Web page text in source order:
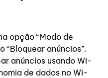
opção “Modo de
“Bloquear anúncios”.
anúncios usando Wi-
de dados no Wi-